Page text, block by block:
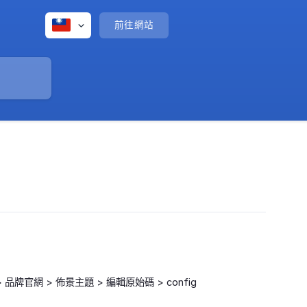
前往網站
品牌官網 > 佈景主題 > 編輯原始碼 > config